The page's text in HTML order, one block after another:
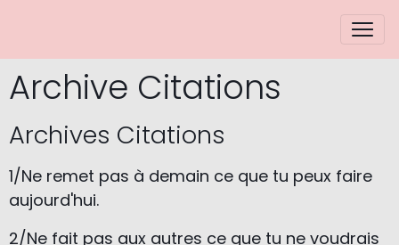
Archive Citations
Archives Citations
1/Ne remet pas à demain ce que tu peux faire
aujourd'hui.
2/Ne fait pas aux autres ce que tu ne voudrais